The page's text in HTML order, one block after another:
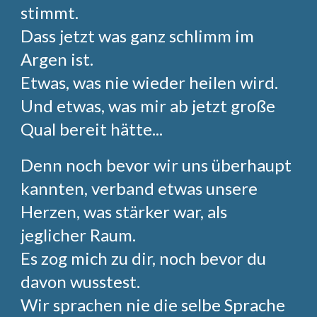
stimmt.
Dass jetzt was ganz schlimm im
Argen ist.
Etwas, was nie wieder heilen wird.
Und etwas, was mir ab jetzt große
Qual bereit hätte...
Denn noch bevor wir uns überhaupt
kannten, verband etwas unsere
Herzen, was stärker war, als
jeglicher Raum.
Es zog mich zu dir, noch bevor du
davon wusstest.
Wir sprachen nie die selbe Sprache